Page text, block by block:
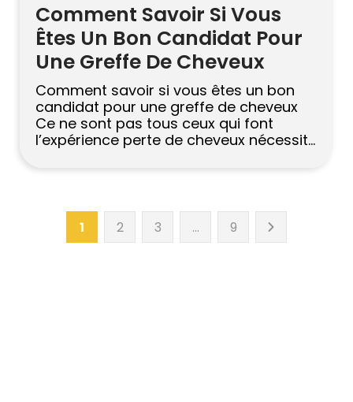
Comment Savoir Si Vous
Êtes Un Bon Candidat Pour
Une Greffe De Cheveux
Comment savoir si vous êtes un bon
candidat pour une greffe de cheveux
Ce ne sont pas tous ceux qui font
l’expérience perte de cheveux nécessite
ne sont pas automatiquement adaptés
fonctionne mieux lorsqu’il existe une
correspondance claire entre le type […]
1 2 3 … 9